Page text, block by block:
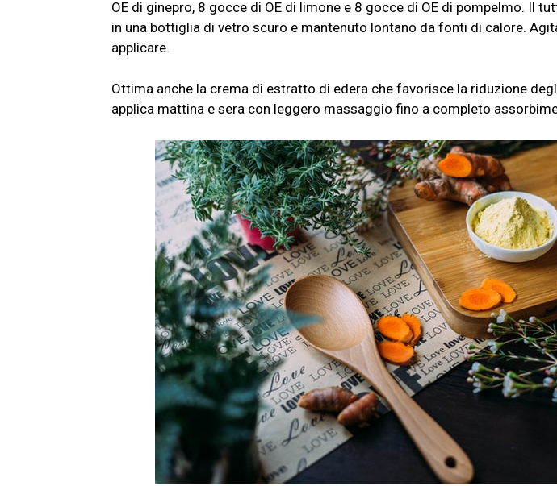
OE di ginepro, 8 gocce di OE di limone e 8 gocce di OE di pompelmo. Il
in una bottiglia di vetro scuro e mantenuto lontano da fonti di calore.
applicare.
Ottima anche la crema di estratto di edera che favorisce la riduzione
applica mattina e sera con leggero massaggio fino a completo